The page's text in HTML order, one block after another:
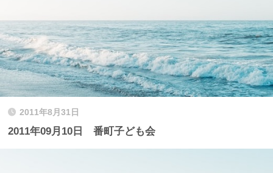
2011年8月31日
2011年09月10日 番町子ども会